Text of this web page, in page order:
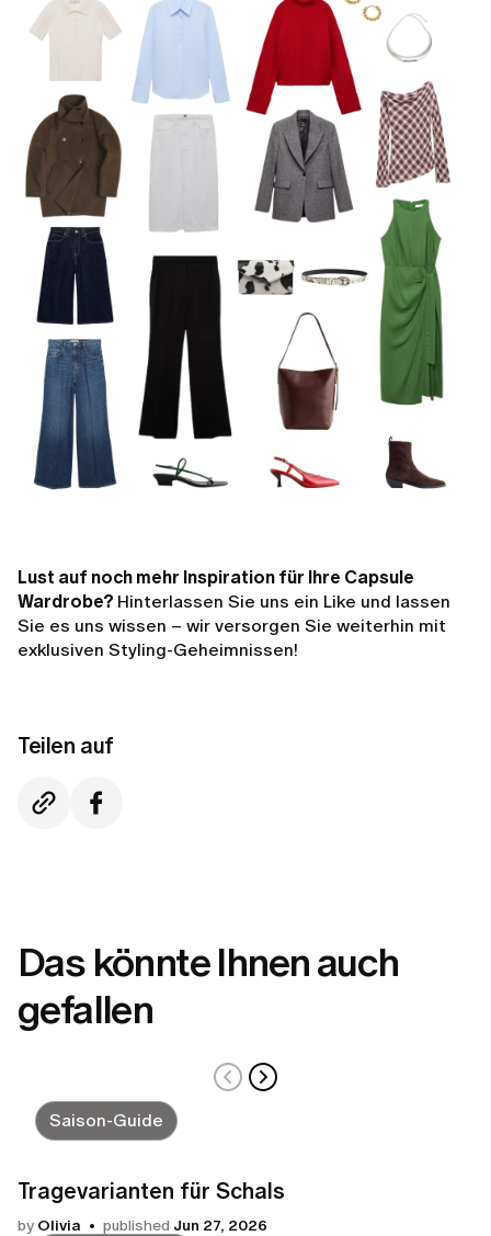
Lust auf noch mehr Inspiration für Ihre Capsule
Wardrobe? Hinterlassen Sie uns ein Like und lassen
Sie es uns wissen – wir versorgen Sie weiterhin mit
exklusiven Styling-Geheimnissen!
Teilen auf
Das könnte Ihnen auch
gefallen
Saison-Guide
Tragevarianten für Schals
by Olivia published Jun 27, 2026